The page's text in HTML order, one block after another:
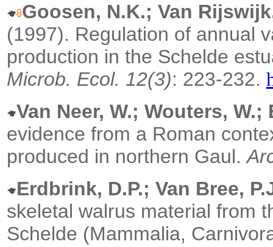
Goosen, N.K.; Van
(1997). Regulation of annual
production in the Schelde
Microb. Ecol. 12(3): 223-232.
Van Neer, W.; Wouters,
evidence from a Roman
produced in northern Gaul.
Erdbrink, D.P.; Van Bree,
skeletal walrus material from
Schelde (Mammalia,